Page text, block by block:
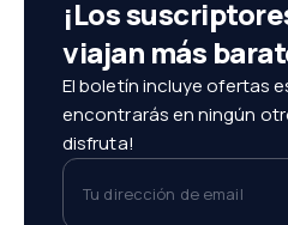
¡Los
viajan más
El boletín incluye ofertas
encontrarás en ningún
disfruta!
Tu dirección de email